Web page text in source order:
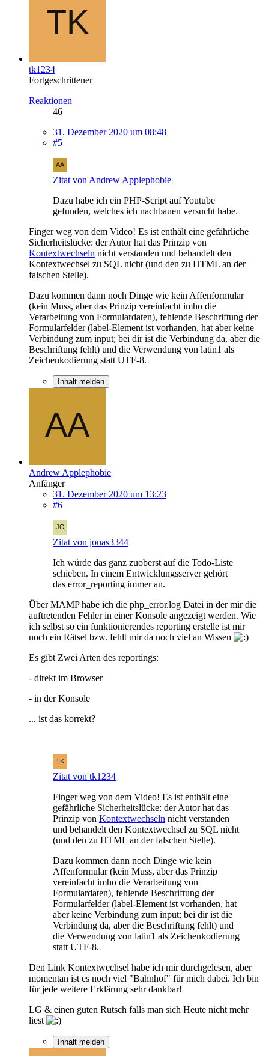
tk1234
Fortgeschrittener
Reaktionen
46
31. Dezember 2020 um 08:48
#5
Zitat von Andrew Applephobie
Dazu habe ich ein PHP-Script auf Youtube
gefunden, welches ich nachbauen versucht habe.
Finger weg von dem Video! Es ist enthält eine gefährliche
Sicherheitslücke: der Autor hat das Prinzip von
Kontextwechseln nicht verstanden und behandelt den
Kontextwechsel zu SQL nicht (und den zu HTML an der
falschen Stelle).
Dazu kommen dann noch Dinge wie kein Affenformular
(kein Muss, aber das Prinzip vereinfacht imho die
Verarbeitung von Formulardaten), fehlende Beschriftung der
Formularfelder (label-Element ist vorhanden, hat aber keine
Verbindung zum input; bei dir ist die Verbindung da, aber die
Beschriftung fehlt) und die Verwendung von latin1 als
Zeichenkodierung statt UTF-8.
Inhalt melden
Andrew Applephobie
Anfänger
31. Dezember 2020 um 13:23
#6
Zitat von jonas3344
Ich würde das ganz zuoberst auf die Todo-Liste
schieben. In einem Entwicklungsserver gehört
das error_reporting immer an.
Über MAMP habe ich die php_error.log Datei in der mir die
auftretenden Fehler in einer Konsole angezeigt werden. Wie
ich selbst so ein funktionierendes reporting erstelle ist mir
noch ein Rätsel bzw. fehlt mir da noch viel an Wissen
Es gibt Zwei Arten des reportings:
- direkt im Browser
- in der Konsole
... ist das korrekt?
Zitat von tk1234
Finger weg von dem Video! Es ist enthält eine
gefährliche Sicherheitslücke: der Autor hat das
Prinzip von Kontextwechseln nicht verstanden
und behandelt den Kontextwechsel zu SQL nicht
(und den zu HTML an der falschen Stelle).
Dazu kommen dann noch Dinge wie kein
Affenformular (kein Muss, aber das Prinzip
vereinfacht imho die Verarbeitung von
Formulardaten), fehlende Beschriftung der
Formularfelder (label-Element ist vorhanden, hat
aber keine Verbindung zum input; bei dir ist die
Verbindung da, aber die Beschriftung fehlt) und
die Verwendung von latin1 als Zeichenkodierung
statt UTF-8.
Den Link Kontextwechsel habe ich mir durchgelesen, aber
momentan ist es noch viel "Bahnhof" für mich dabei. Ich bin
für jede weitere Erklärung sehr dankbar!
LG & einen guten Rutsch falls man sich Heute nicht mehr
liest
Inhalt melden